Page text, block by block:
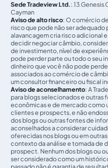
A Tradeview oferece
Como minha informação
protegida?
Como configuro a
(2FA)?
Meus fundos estão
A Tradeview Markets é
Sede Tradeview Ltd.: 13 Genesis
Cayman
Aviso de alto risco: O comércio
risco que pode não ser adequado
alavancagem cria risco adicional
decidir negociar câmbio,
de investimento, nível de
pode perder parte ou todo o seu
dinheiro que você não pode
associados ao comércio de
um consultor financeiro ou fiscal
Aviso de aconselhamento: A
para blogs selecionados e outras
econômicas e de mercado como
clientes e prospects, e não
dos blogs ou outras fontes de
aconselhados a considerar
oferecidas nos blogs ou em
contexto da análise e tomada de
prospect. Nenhum dos blogs ou
ser considerado como um